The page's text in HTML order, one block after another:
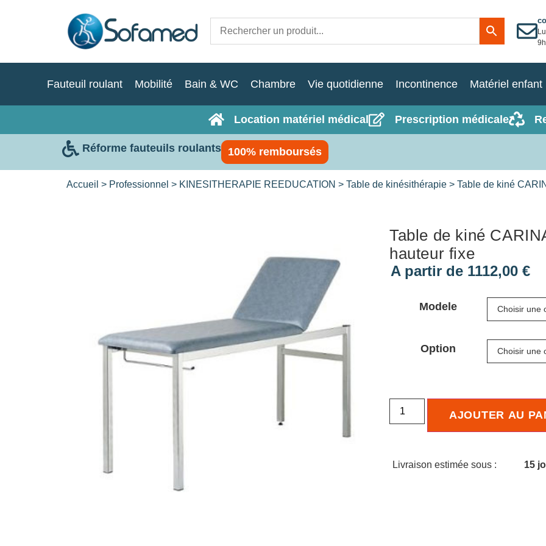
Fauteuil roulant Mobilité Bain & WC Chambre Vie quotidienne Incontinence Matériel enfant
Location matériel médical Prescription médicale
Réforme fauteuils roulants 100% remboursés
Accueil > Professionnel > KINESITHERAPIE REEDUCATION > Table de kinésithérapie > Table de kiné
Table de kiné
hauteur fixe
A partir de 1112,00 €
Modele
Option
AJOUTER AU
Livraison estimée sous : 15